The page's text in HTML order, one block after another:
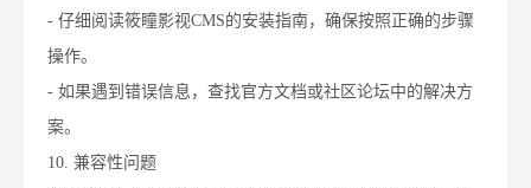
- 仔细阅读筱瞳影视CMS的安装指南，确保按照正确的步骤
操作。
- 如果遇到错误信息，查找官方文档或社区论坛中的解决方
案。
10. 兼容性问题